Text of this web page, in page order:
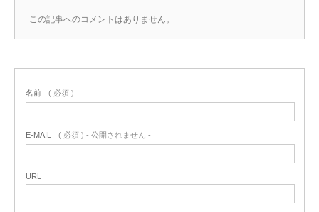
この記事へのコメントはありません。
名前 ( 必須 )
E-MAIL ( 必須 ) - 公開されません -
URL